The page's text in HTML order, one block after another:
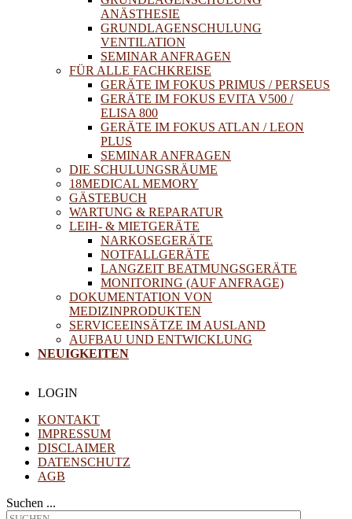
ANÄSTHESIE
GRUNDLAGENSCHULUNG
VENTILATION
SEMINAR ANFRAGEN
FÜR ALLE FACHKREISE
GERÄTE IM FOKUS PRIMUS / PERSEUS
GERÄTE IM FOKUS EVITA V500 /
ELISA 800
GERÄTE IM FOKUS ATLAN / LEON
PLUS
SEMINAR ANFRAGEN
DIE SCHULUNGSRÄUME
18MEDICAL MEMORY
GÄSTEBUCH
WARTUNG & REPARATUR
LEIH- & MIETGERÄTE
NARKOSEGERÄTE
NOTFALLGERÄTE
LANGZEIT BEATMUNGSGERÄTE
MONITORING (AUF ANFRAGE)
DOKUMENTATION VON
MEDIZINPRODUKTEN
SERVICEEINSÄTZE IM AUSLAND
AUFBAU UND ENTWICKLUNG
NEUIGKEITEN
LOGIN
KONTAKT
IMPRESSUM
DISCLAIMER
DATENSCHUTZ
AGB
Suchen ...